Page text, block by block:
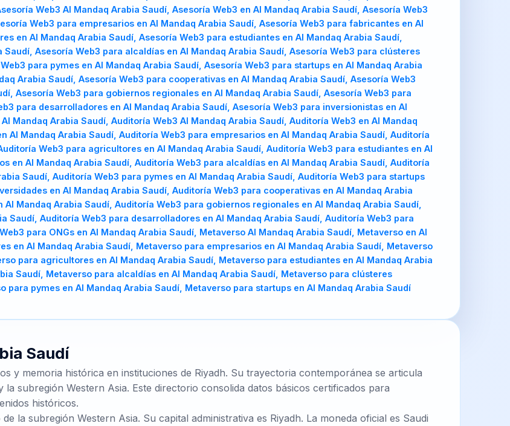
Saudí
y memoria histórica en instituciones de Riyadh. Su trayectoria contemporánea se articula
subregión Western Asia. Este directorio consolida datos básicos certificados para
históricos.
la subregión Western Asia. Su capital administrativa es Riyadh. La moneda oficial es Saudi